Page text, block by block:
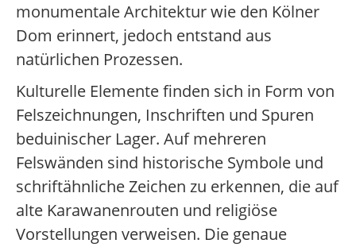
monumentale Architektur wie den Kölner
Dom erinnert, jedoch entstand aus
natürlichen Prozessen.
Kulturelle Elemente finden sich in Form von
Felszeichnungen, Inschriften und Spuren
beduinischer Lager. Auf mehreren
Felswänden sind historische Symbole und
schriftähnliche Zeichen zu erkennen, die auf
alte Karawanenrouten und religiöse
Vorstellungen verweisen. Die genaue